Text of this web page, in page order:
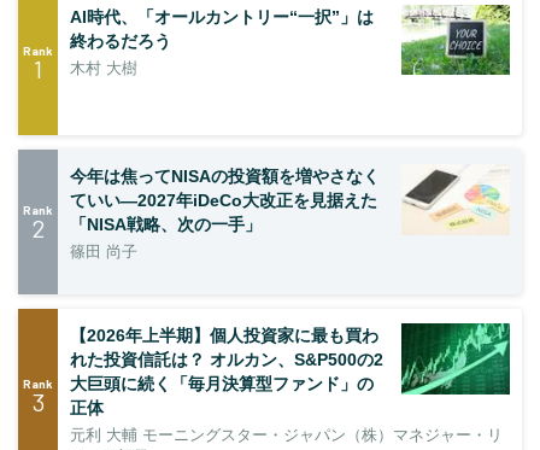
Rank
1
AI時代、「オールカントリー“一択”」は
終わるだろう
木村 大樹
Rank
2
今年は焦ってNISAの投資額を増やさなく
ていい―2027年iDeCo大改正を見据えた
「NISA戦略、次の一手」
篠田 尚子
Rank
3
【2026年上半期】個人投資家に最も買わ
れた投資信託は？ オルカン、S&P500の2
大巨頭に続く「毎月決算型ファンド」の
正体
元利 大輔 モーニングスター・ジャパン（株）マネジャー・リ